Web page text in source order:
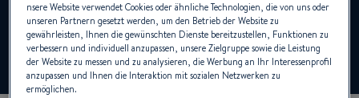
Händler Segelboote, First für BENETEAU
nsere Website verwendet Cookies oder ähnliche Technologien, die von uns oder
unseren Partnern gesetzt werden, um den Betrieb der Website zu
gewährleisten, Ihnen die gewünschten Dienste bereitzustellen, Funktionen zu
verbessern und individuell anzupassen, unsere Zielgruppe sowie die Leistung
der Website zu messen und zu analysieren, die Werbung an Ihr Interessenprofil
anzupassen und Ihnen die Interaktion mit sozialen Netzwerken zu
ermöglichen.